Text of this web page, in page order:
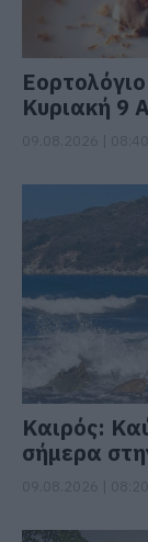
Κυριακή 9
Καιρός:
σήμερα